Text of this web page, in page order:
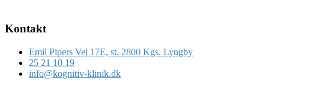
Kontakt
Emil Pipers Vej 17E, st. 2800 Kgs. Lyngby
25 21 10 19
info@kognitiv-klinik.dk